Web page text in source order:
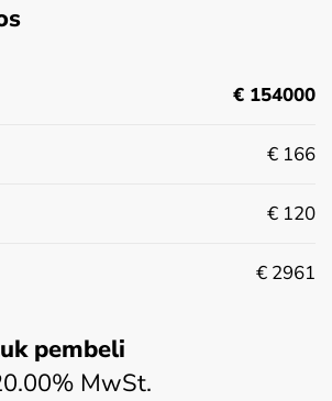
€ 154000
€ 166
€ 120
€ 2961
pembeli
MwSt.